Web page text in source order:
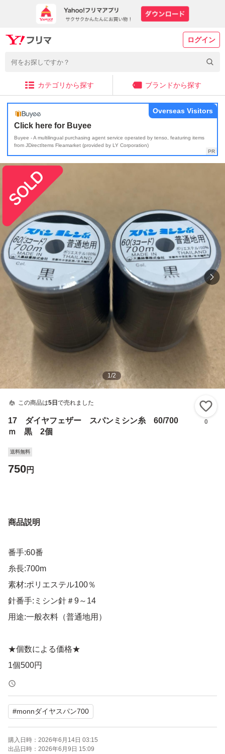
ログイン
カテゴリから探す ブランドから探す
Click here for Buyee
Buyee - A multilingual purchasing agent service operated by tenso, featuring items
from JDirectItems Fleamarket (provided by LY Corporation)
Overseas Visitors
1/2
この商品は5日 で売れました
17 ダイヤフェザー スパンミシン糸 60/700
ｍ 黒 2個
0
送料無料
750円
商品説明
番手:60番
糸長:700m
素材:ポリエステル100％
針番手:ミシン針＃9～14
用途:一般衣料（普通地用）
★個数による価格★
1個500円
2個750円
3個990円
4個1240円
5個1450円
6個1560円
#monnダイヤスパン700
購入日時： 2026年6月14日 03:15
出品日時： 2026年6月9日 15:09